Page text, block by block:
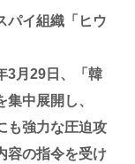
パイ組織「ヒウ
3月29日、「韓
中展開し、
も強力な圧迫攻
容の指令を受け